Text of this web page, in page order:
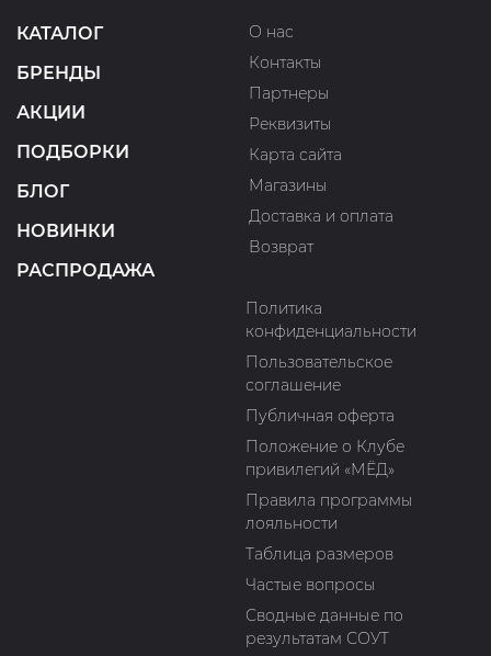
КАТАЛОГ
БРЕНДЫ
АКЦИИ
ПОДБОРКИ
БЛОГ
НОВИНКИ
РАСПРОДАЖА
О нас
Контакты
Партнеры
Реквизиты
Карта сайта
Магазины
Доставка и оплата
Возврат
Политика
конфиденциальности
Пользовательское
соглашение
Публичная оферта
Положение о Клубе
привилегий «МЁД»
Правила программы
лояльности
Таблица размеров
Частые вопросы
Сводные данные по
результатам СОУТ